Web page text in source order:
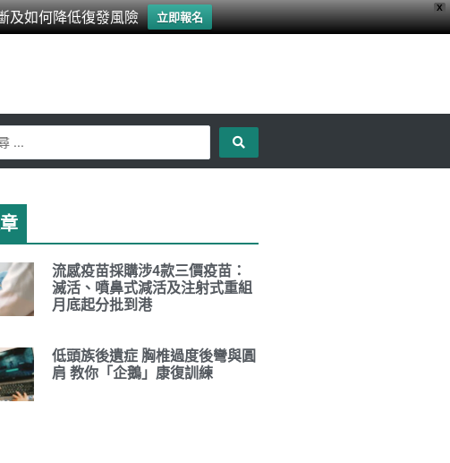
X
及如何降低復發風險 立即報名
流感疫苗採購涉4款三價疫苗：
滅活、噴鼻式減活及注射式重組
月底起分批到港
低頭族後遺症 胸椎過度後彎與圓
肩 教你「企鵝」康復訓練